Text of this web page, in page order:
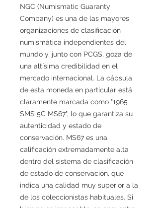
NGC (Numismatic Guaranty
Company) es una de las mayores
organizaciones de clasificación
numismática independientes del
mundo y, junto con PCGS, goza de
una altísima credibilidad en el
mercado internacional. La cápsula
de esta moneda en particular está
claramente marcada como "1965
SMS 5C MS67", lo que garantiza su
autenticidad y estado de
conservación. MS67 es una
calificación extremadamente alta
dentro del sistema de clasificación
de estado de conservación, que
indica una calidad muy superior a la
de los coleccionistas habituales. Si